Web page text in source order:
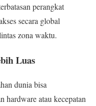
perangkat
secara global
zona waktu.
Luas
dunia bisa
hardware atau kecepatan